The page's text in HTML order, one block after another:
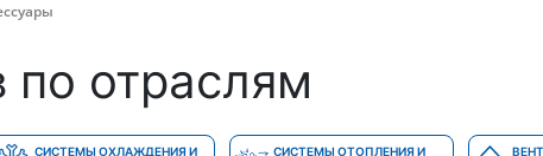
по отраслям
СИСТЕМЫ ОХЛАЖДЕНИЯ И
СИСТЕМЫ ОТОПЛЕНИЯ И